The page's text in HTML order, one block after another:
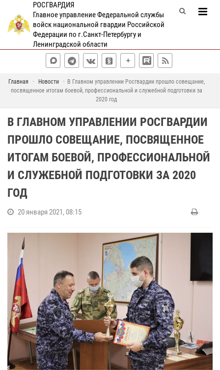
РОСГВАРДИЯ
Главное управление Федеральной службы
войск национальной гвардии Российской
Федерации по г.Санкт-Петербургу и
Ленинградской области
Главная Новости
В Главном управлении Росгвардии прошло совещание,
посвященное итогам боевой, профессиональной и служебной подготовки за
2020 год
В ГЛАВНОМ УПРАВЛЕНИИ РОСГВАРДИИ
ПРОШЛО СОВЕЩАНИЕ, ПОСВЯЩЕННОЕ
ИТОГАМ БОЕВОЙ, ПРОФЕССИОНАЛЬНОЙ
И СЛУЖЕБНОЙ ПОДГОТОВКИ ЗА 2020
ГОД
20 января 2021, 08:15